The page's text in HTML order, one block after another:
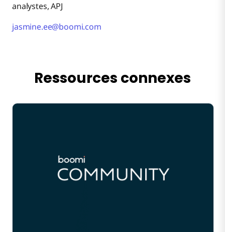
analystes, APJ
jasmine.ee@boomi.com
Ressources connexes